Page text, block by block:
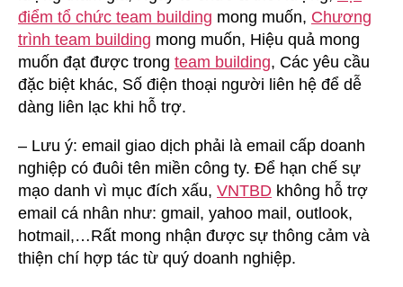
điểm tổ chức team building mong muốn, Chương
trình team building mong muốn, Hiệu quả mong
muốn đạt được trong team building, Các yêu cầu
đặc biệt khác, Số điện thoại người liên hệ để dễ
dàng liên lạc khi hỗ trợ.
– Lưu ý: email giao dịch phải là email cấp doanh
nghiệp có đuôi tên miền công ty. Để hạn chế sự
mạo danh vì mục đích xấu, VNTBD không hỗ trợ
email cá nhân như: gmail, yahoo mail, outlook,
hotmail,…Rất mong nhận được sự thông cảm và
thiện chí hợp tác từ quý doanh nghiệp.